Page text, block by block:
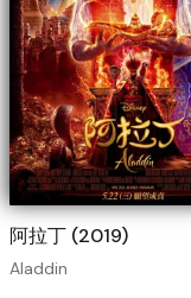
阿拉丁 (2019)
Aladdin